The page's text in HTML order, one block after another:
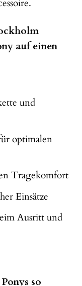
auf einen
und
optimalen
Tragekomfort
Einsätze
Ausritt und
so